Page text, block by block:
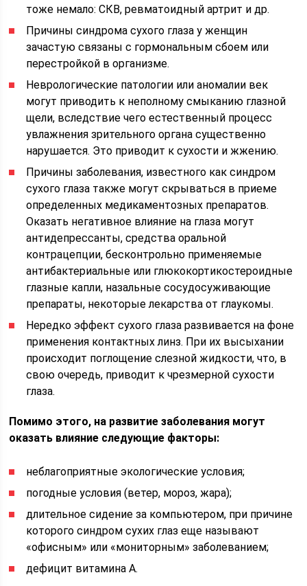
тоже немало: СКВ, ревматоидный артрит и др.
Причины синдрома сухого глаза у женщин
зачастую связаны с гормональным сбоем или
перестройкой в организме.
Неврологические патологии или аномалии век
могут приводить к неполному смыканию глазной
щели, вследствие чего естественный процесс
увлажнения зрительного органа существенно
нарушается. Это приводит к сухости и жжению.
Причины заболевания, известного как синдром
сухого глаза также могут скрываться в приеме
определенных медикаментозных препаратов.
Оказать негативное влияние на глаза могут
антидепрессанты, средства оральной
контрацепции, бесконтрольно применяемые
антибактериальные или глюкокортикостероидные
глазные капли, назальные сосудосуживающие
препараты, некоторые лекарства от глаукомы.
Нередко эффект сухого глаза развивается на фоне
применения контактных линз. При их высыхании
происходит поглощение слезной жидкости, что, в
свою очередь, приводит к чрезмерной сухости
глаза.
Помимо этого, на развитие заболевания могут
оказать влияние следующие факторы:
неблагоприятные экологические условия;
погодные условия (ветер, мороз, жара);
длительное сидение за компьютером, при причине
которого синдром сухих глаз еще называют
«офисным» или «мониторным» заболеванием;
дефицит витамина А.